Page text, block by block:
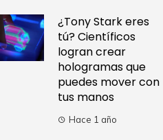
¿Tony Stark eres
tú? Científicos
logran crear
hologramas que
puedes mover con
tus manos
Hace 1 año